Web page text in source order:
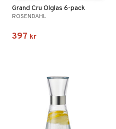
Grand Cru Ölglas 6-pack
ROSENDAHL
397 kr